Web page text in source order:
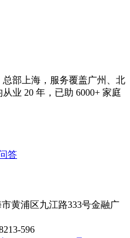
部上海，服务覆盖广州、北
业 20 年，已助 6000+ 家庭
答
黄浦区九江路333号金融广
596